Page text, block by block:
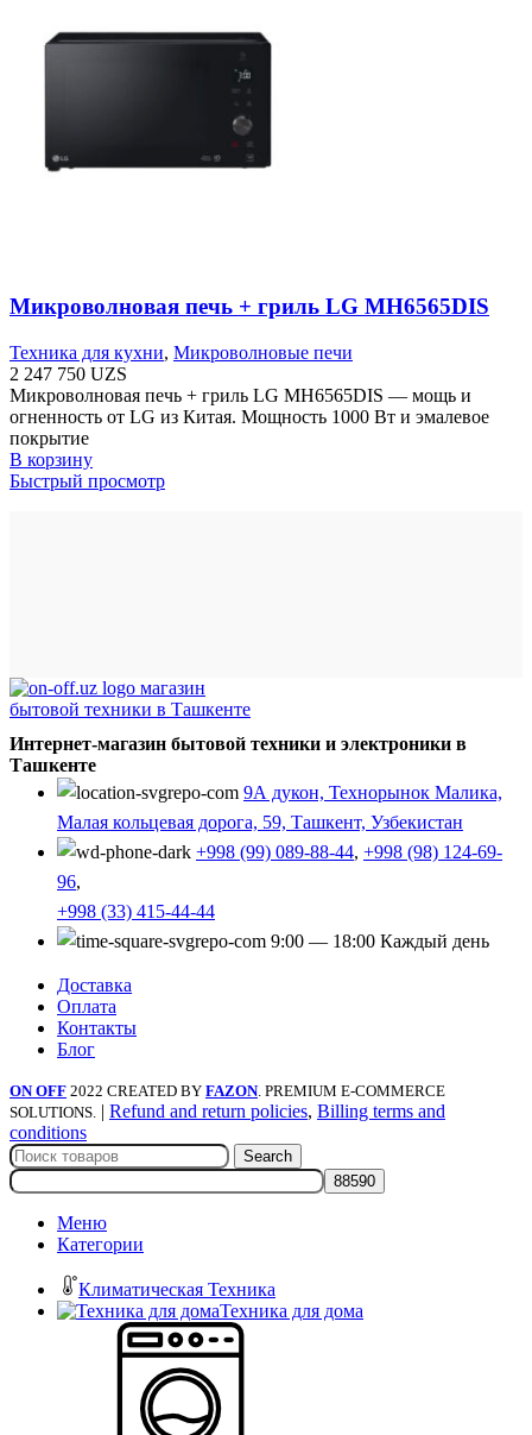
Микроволновая печь + гриль LG MH6565DIS
Техника для кухни, Микроволновые печи
2 247 750 UZS
Микроволновая печь + гриль LG MH6565DIS — мощь и
огненность от LG из Китая. Мощность 1000 Вт и эмалевое
покрытие
В корзину
Быстрый просмотр
Интернет-магазин бытовой техники и электроники в
Ташкенте
9А дукон, Технорынок Малика,
Малая кольцевая дорога, 59, Ташкент, Узбекистан
+998 (99) 089-88-44, +998 (98) 124-69-
96,
+998 (33) 415-44-44
9:00 — 18:00 Каждый день
Доставка
Оплата
Контакты
Блог
ON OFF 2022 CREATED BY FAZON. PREMIUM E-COMMERCE
SOLUTIONS. | Refund and return policies, Billing terms and
conditions
Search
Меню
Категории
Климатическая Техника
Техника для дома